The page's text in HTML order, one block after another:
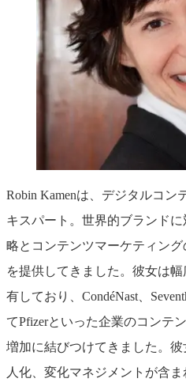
Robin Kamenは、デジタルコン
キスパート。世界的ブランド
略とコンテンツマーケティン
を提供してきました。彼女は
有しており、CondéNast、
てPfizerといった企業のコンテ
増加に結びつけてきました。
人化、変化マネジメントが含